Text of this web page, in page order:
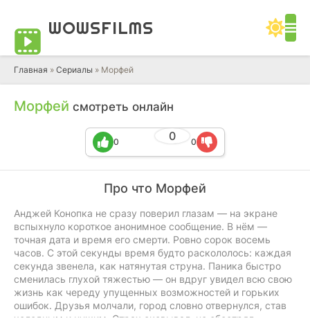
WOWSFILMS
Главная » Сериалы » Морфей
Морфей смотреть онлайн
0
0 0
Про что Морфей
Анджей Конопка не сразу поверил глазам — на экране
вспыхнуло короткое анонимное сообщение. В нём —
точная дата и время его смерти. Ровно сорок восемь
часов. С этой секунды время будто раскололось: каждая
секунда звенела, как натянутая струна. Паника быстро
сменилась глухой тяжестью — он вдруг увидел всю свою
жизнь как череду упущенных возможностей и горьких
ошибок. Друзья молчали, город словно отвернулся, став
холодным и чужим. Страх сковывал, но обострял